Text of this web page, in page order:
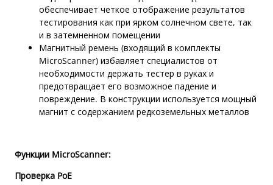
обеспечивает четкое отображение результатов
тестирования как при ярком солнечном свете, так
и в затемненном помещении
Магнитный ремень (входящий в комплекты
MicroScanner) избавляет специалистов от
необходимости держать тестер в руках и
предотвращает его возможное падение и
повреждение. В конструкции используется мощный
магнит с содержанием редкоземельных металлов
Функции MicroScanner:
Проверка PoE